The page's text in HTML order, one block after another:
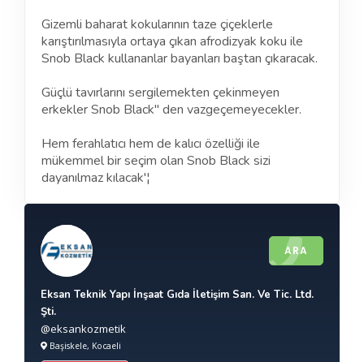
Gizemli baharat kokularının taze çiçeklerle
karıştırılmasıyla ortaya çıkan afrodizyak koku ile
Snob Black kullananlar bayanları baştan çıkaracak.
Güçlü tavırlarını sergilemekten çekinmeyen
erkekler Snob Black'' den vazgeçemeyecekler.
Hem ferahlatıcı hem de kalıcı özelliği ile
mükemmel bir seçim olan Snob Black sizi
dayanılmaz kılacak'¦
ARA
Eksan Teknik Yapı İnşaat Gıda İletişim San. Ve Tic. Ltd.
Şti.
@eksankozmetik
Başiskele, Kocaeli